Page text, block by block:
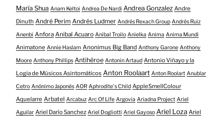
María Shua Anam Keltoi Andrea De Nardi Andrea Gonzalez Andre
Dinuth André Perim Andrés Ludmer Andrés Rexach Group Andrés Ruiz
Anenbi Anfora Anibal Acuaro Anibal Troilo Anielka Anima Anima Mundi
Animatone Annie Haslam Anonimus Big Band Anthony Garone Anthony
Moore Anthony Phillips Antihéroe Antonin Artaud Antonio Viñayo y la
Logia de Músicos Asintomáticos Anton Roolaart Anton Roolart Anublar
Cetro Anónimo Japonés AOR Aphrodite's Child AppleSmellColour
Aquelarre Arbatel Arcabuz Arc Of Life Argovia Ariadna Project Ariel
Aguilar Ariel Darío Sanchez Ariel Dogliotti Ariel Gayoso Ariel Loza Ariel